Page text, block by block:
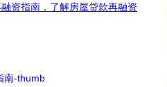
资指南，了解房屋贷款再融资